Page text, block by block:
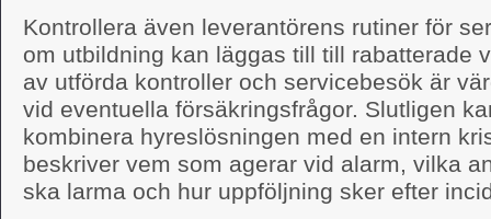
Kontrollera även leverantörens rutiner för
om utbildning kan läggas till till rabatterade
av utförda kontroller och servicebesök är
vid eventuella försäkringsfrågor. Slutligen
kombinera hyreslösningen med en intern
beskriver vem som agerar vid alarm, vilka
ska larma och hur uppföljning sker efter